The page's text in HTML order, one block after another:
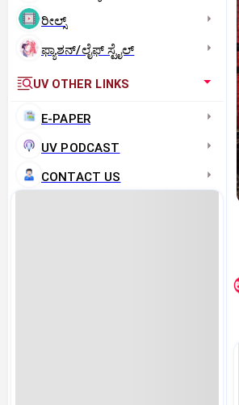
ರೀಲ್ಸ್
ಫ್ಯಾಶನ್/ಲೈಫ್‌ ಸ್ಟೈಲ್
UV OTHER LINKS
E-PAPER
UV PODCAST
CONTACT US